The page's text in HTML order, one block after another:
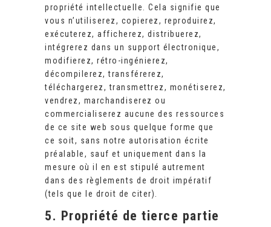
propriété intellectuelle. Cela signifie que
vous n’utiliserez, copierez, reproduirez,
exécuterez, afficherez, distribuerez,
intégrerez dans un support électronique,
modifierez, rétro-ingénierez,
décompilerez, transférerez,
téléchargerez, transmettrez, monétiserez,
vendrez, marchandiserez ou
commercialiserez aucune des ressources
de ce site web sous quelque forme que
ce soit, sans notre autorisation écrite
préalable, sauf et uniquement dans la
mesure où il en est stipulé autrement
dans des règlements de droit impératif
(tels que le droit de citer).
5. Propriété de tierce partie